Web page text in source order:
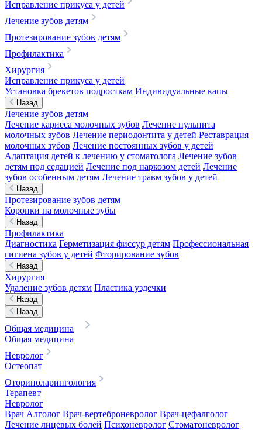
Исправление прикуса у детей
Лечение зубов детям
Протезирование зубов детям
Профилактика
Хирургия
Исправление прикуса у детей
Установка брекетов подросткам Индивидуальные капы
Назад
Лечение зубов детям
Лечение кариеса молочных зубов Лечение пульпита
молочных зубов Лечение периодонтита у детей Реставрация
молочных зубов Лечение постоянных зубов у детей
Адаптация детей к лечению у стоматолога Лечение зубов
детям под седацией Лечение под наркозом детей Лечение
зубов особенным детям Лечение травм зубов у детей
Назад
Протезирование зубов детям
Коронки на молочные зубы
Назад
Профилактика
Диагностика Герметизация фиссур детям Профессиональная
гигиена зубов у детей Фторирование зубов
Назад
Хирургия
Удаление зубов детям Пластика уздечки
Назад
Назад
Общая медицина
Общая медицина
Невролог
Остеопат
Оториноларингология
Терапевт
Невролог
Врач Алголог Врач-вертеброневролог Врач-цефалголог
Лечение лицевых болей Психоневролог Стоматоневролог